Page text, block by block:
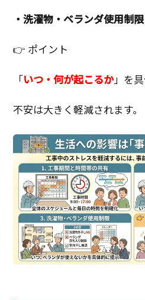
・洗濯物・ベランダ使用制限
👉 ポイント
「いつ・何が起こるか」を
不安は大きく軽減されます。